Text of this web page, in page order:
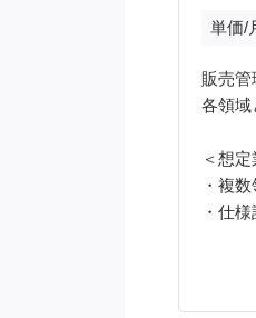
単価/
販売管
各領域
＜想定
・複
・仕